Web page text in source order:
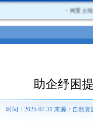
闲置土地
助企纾困
时间：2025-07-31 来源：自然